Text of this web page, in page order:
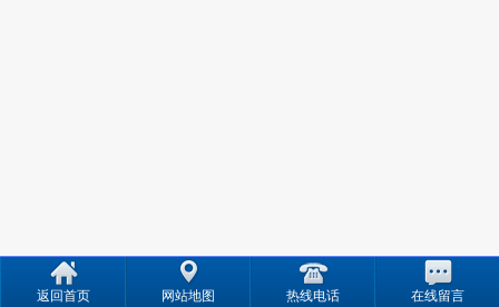
返回首页 网站地图 热线电话 在线留言